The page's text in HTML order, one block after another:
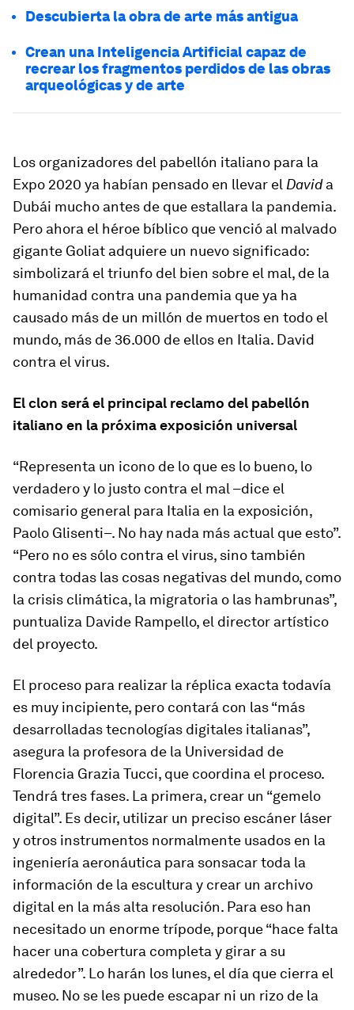
Descubierta la obra de arte más antigua
Crean una Inteligencia Artificial capaz de
recrear los fragmentos perdidos de las obras
arqueológicas y de arte
Los organizadores del pabellón italiano para la
Expo 2020 ya habían pensado en llevar el Davida
Dubái mucho antes de que estallara la pandemia.
Pero ahora el héroe bíblico que venció al malvado
gigante Goliat adquiere un nuevo significado:
simbolizará el triunfo del bien sobre el mal, de la
humanidad contra una pandemia que ya ha
causado más de un millón de muertos en todo el
mundo, más de 36.000 de ellos en Italia. David
contra el virus.
El clon será el principal reclamo del pabellón
italiano en la próxima exposición universal
“Representa un icono de lo que es lo bueno, lo
verdadero y lo justo contra el mal –dice el
comisario general para Italia en la exposición,
Paolo Glisenti–. No hay nada más actual que esto”.
“Pero no es sólo contra el virus, sino también
contra todas las cosas negativas del mundo, como
la crisis climática, la migratoria o las hambrunas”,
puntualiza Davide Rampello, el director artístico
del proyecto.
El proceso para realizar la réplica exacta todavía
es muy incipiente, pero contará con las “más
desarrolladas tecnologías digitales italianas”,
asegura la profesora de la Universidad de
Florencia Grazia Tucci, que coordina el proceso.
Tendrá tres fases. La primera, crear un “gemelo
digital”. Es decir, utilizar un preciso escáner láser
y otros instrumentos normalmente usados en la
ingeniería aeronáutica para sonsacar toda la
información de la escultura y crear un archivo
digital en la más alta resolución. Para eso han
necesitado un enorme trípode, porque “hace falta
hacer una cobertura completa y girar a su
alrededor”. Lo harán los lunes, el día que cierra el
museo. No se les puede escapar ni un rizo de la